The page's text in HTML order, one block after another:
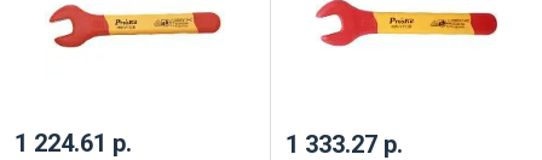
1 224.61 р. 1 333.27 р.